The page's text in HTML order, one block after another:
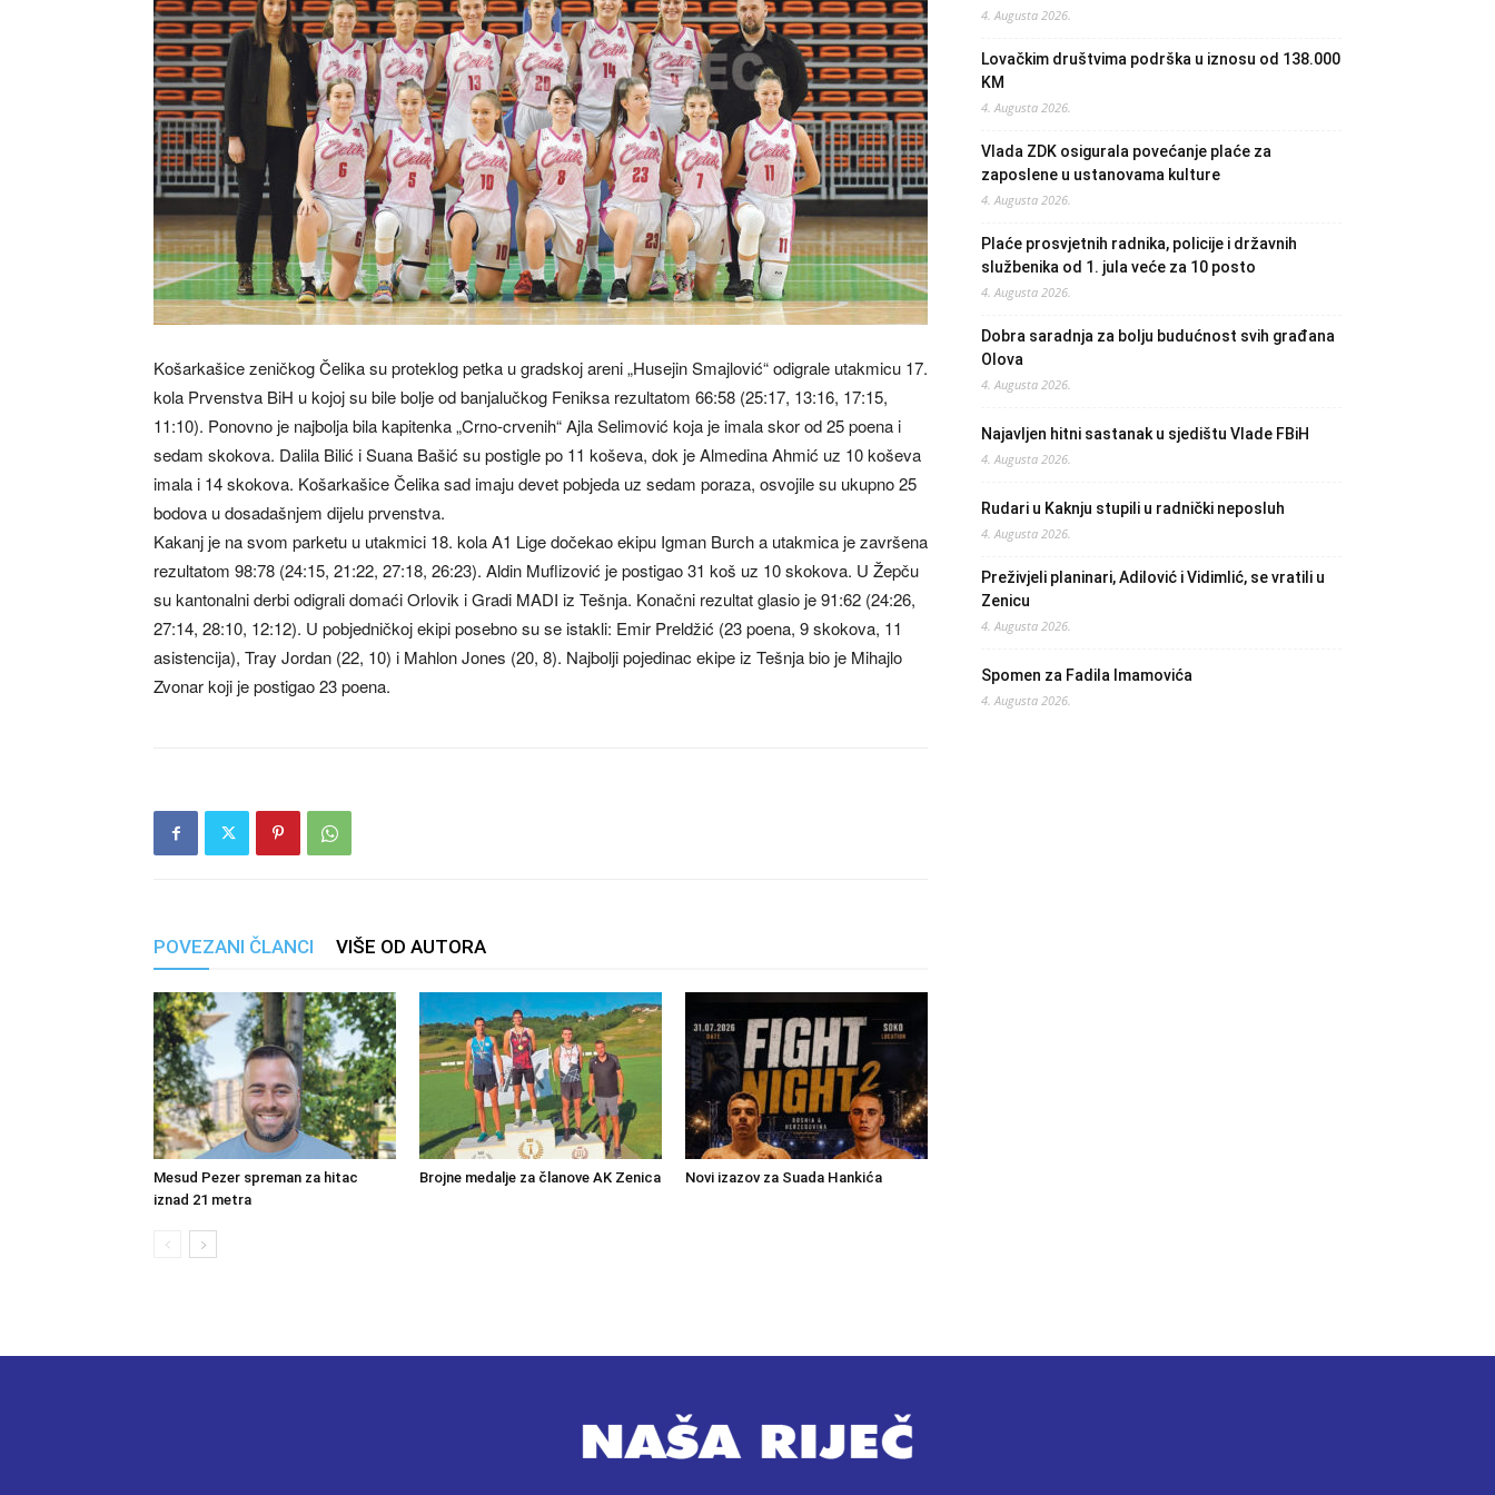
Košarkašice zeničkog Čelika su proteklog petka u gradskoj areni „Husejin Smajlović“ odigrale utakmicu 17.
kola Prvenstva BiH u kojoj su bile bolje od banjalučkog Feniksa rezultatom 66:58 (25:17, 13:16, 17:15,
11:10). Ponovno je najbolja bila kapitenka „Crno-crvenih“ Ajla Selimović koja je imala skor od 25 poena i
sedam skokova. Dalila Bilić i Suana Bašić su postigle po 11 koševa, dok je Almedina Ahmić uz 10 koševa
imala i 14 skokova. Košarkašice Čelika sad imaju devet pobjeda uz sedam poraza, osvojile su ukupno 25
bodova u dosadašnjem dijelu prvenstva.
Kakanj je na svom parketu u utakmici 18. kola A1 Lige dočekao ekipu Igman Burch a utakmica je završena
rezultatom 98:78 (24:15, 21:22, 27:18, 26:23). Aldin Muflizović je postigao 31 koš uz 10 skokova. U Žepču
su kantonalni derbi odigrali domaći Orlovik i Gradi MADI iz Tešnja. Konačni rezultat glasio je 91:62 (24:26,
27:14, 28:10, 12:12). U pobjedničkoj ekipi posebno su se istakli: Emir Preldžić (23 poena, 9 skokova, 11
asistencija), Tray Jordan (22, 10) i Mahlon Jones (20, 8). Najbolji pojedinac ekipe iz Tešnja bio je Mihajlo
Zvonar koji je postigao 23 poena.
POVEZANI ČLANCI VIŠE OD AUTORA
Mesud Pezer spreman za hitac
iznad 21 metra
Brojne medalje za članove AK Zenica Novi izazov za Suada Hankića
4. Augusta 2026.
Lovačkim društvima podrška u iznosu od 138.000
KM
4. Augusta 2026.
Vlada ZDK osigurala povećanje plaće za
zaposlene u ustanovama kulture
4. Augusta 2026.
Plaće prosvjetnih radnika, policije i državnih
službenika od 1. jula veće za 10 posto
4. Augusta 2026.
Dobra saradnja za bolju budućnost svih građana
Olova
4. Augusta 2026.
Najavljen hitni sastanak u sjedištu Vlade FBiH
4. Augusta 2026.
Rudari u Kaknju stupili u radnički neposluh
4. Augusta 2026.
Preživjeli planinari, Adilović i Vidimlić, se vratili u
Zenicu
4. Augusta 2026.
Spomen za Fadila Imamovića
4. Augusta 2026.